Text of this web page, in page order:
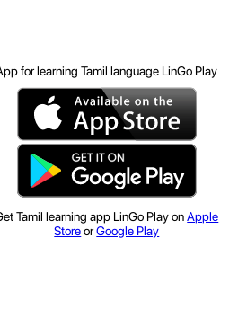
for learning Tamil language LinGo Play
Tamil learning app LinGo Play onApple
StoreorGoogle Play